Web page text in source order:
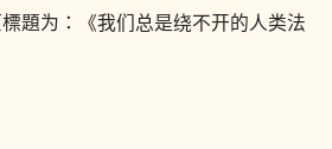
題为：《我们总是绕不开的人类法